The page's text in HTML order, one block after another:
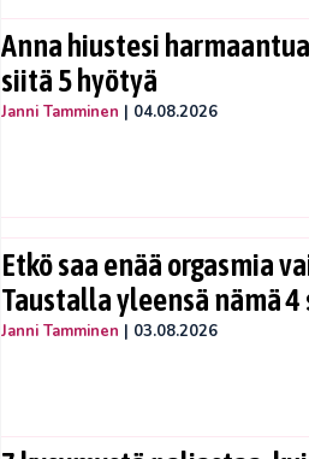
Anna hiustesi
siitä 5 hyötyä
Janni Tamminen | 04.08.2026
Etkö saa enää orgasmia
Taustalla yleensä nämä 4
Janni Tamminen | 03.08.2026